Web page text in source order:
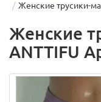
Женские трусики-
Женские
ANTTIFU